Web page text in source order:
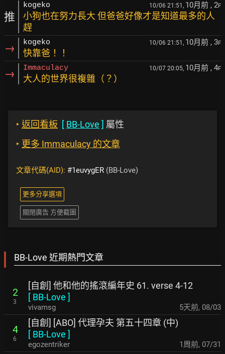
推
kogeko 10/06 21:51, 10月前 , 2F
小狗也在努力長大 但爸爸好像才是知道最多的人
趕
→ kogeko 10/06 21:51, 10月前 , 3F
快靠爸！！
→ Immaculacy 10/07 20:05, 10月前 , 4F
大人的世界很複雜（？）
‣ 返回看板 [ BB-Love ] 屬性
‣ 更多 Immaculacy 的文章
文章代碼(AID): #1euvygER (BB-Love)
更多分享選項
關閉廣告 方便截圖
BB-Love 近期熱門文章
2
3
[自創] 他和他的搖滾編年史 61. verse 4-12
[ BB-Love ]
vivamsg 5天前, 08/03
4
6
[自創] [ABO] 代理孕夫 第五十四章 (中)
[ BB-Love ]
egozentriker 1周前, 07/31